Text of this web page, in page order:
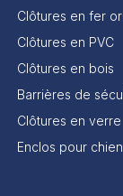
Clôtures en fer
Clôtures en PVC
Clôtures en bois
Barrières de
Clôtures en verre
Enclos pour